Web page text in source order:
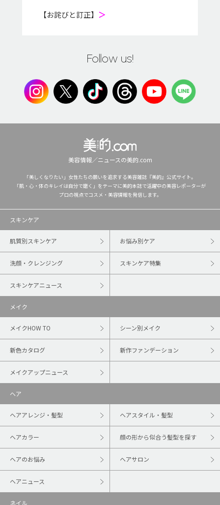
【お詫びと訂正】 ＞
Follow us!
美容情報／ニュースの美的.com
「美しくなりたい」女性たちの願いを追求する美容雑誌『美的』公式サイト。
「肌・心・体のキレイは自分で磨く」をテーマに美的本誌で活躍中の美容レポーターが
プロの視点でコスメ・美容情報を発信します。
スキンケア
肌質別スキンケア お悩み別ケア
洗顔・クレンジング スキンケア特集
スキンケアニュース
メイク
メイクHOW TO シーン別メイク
新色カタログ 新作ファンデーション
メイクアップニュース
ヘア
ヘアアレンジ・髪型 ヘアスタイル・髪型
ヘアカラー 顔の形から似合う髪型を探す
ヘアのお悩み ヘアサロン
ヘアニュース
ネイル